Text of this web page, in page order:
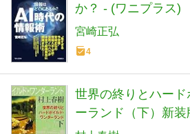
か？ - (ワニプラス)
宮崎正弘
4
世界の終りとハー
ーランド（下）新